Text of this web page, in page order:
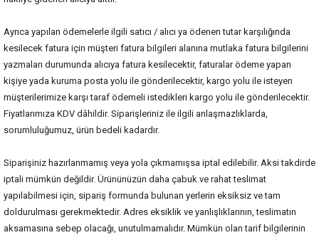
Ayrıca yapılan ödemelerle ilgili satıcı / alıcı ya ödenen tutar karşılığında
kesilecek fatura için müşteri fatura bilgileri alanına mutlaka fatura bilgilerini
yazmaları durumunda alıcıya fatura kesilecektir, faturalar ödeme yapan
kişiye yada kuruma posta yolu ile gönderilecektir, kargo yolu ile isteyen
müşterilerimize karşı taraf ödemeli istedikleri kargo yolu ile gönderilecektir.
Fiyatlarımıza KDV dâhildir. Siparişleriniz ile ilgili anlaşmazlıklarda,
sorumluluğumuz, ürün bedeli kadardır.
Siparişiniz hazırlanmamış veya yola çıkmamışsa iptal edilebilir. Aksi takdirde
iptali mümkün değildir. Ürününüzün daha çabuk ve rahat teslimat
yapılabilmesi için, sipariş formunda bulunan yerlerin eksiksiz ve tam
doldurulması gerekmektedir. Adres eksiklik ve yanlışlıklarının, teslimatın
aksamasına sebep olacağı, unutulmamalıdır. Mümkün olan tarif bilgilerinin